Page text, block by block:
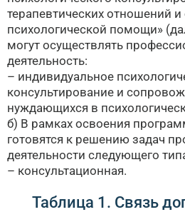
терапевтических отношений
психологической помощи»
могут осуществлять
деятельность:
– индивидуальное
консультирование и
нуждающихся в
б) В рамках освоения
готовятся к решению задач
деятельности следующего
– консультационная.
Таблица 1. Связь